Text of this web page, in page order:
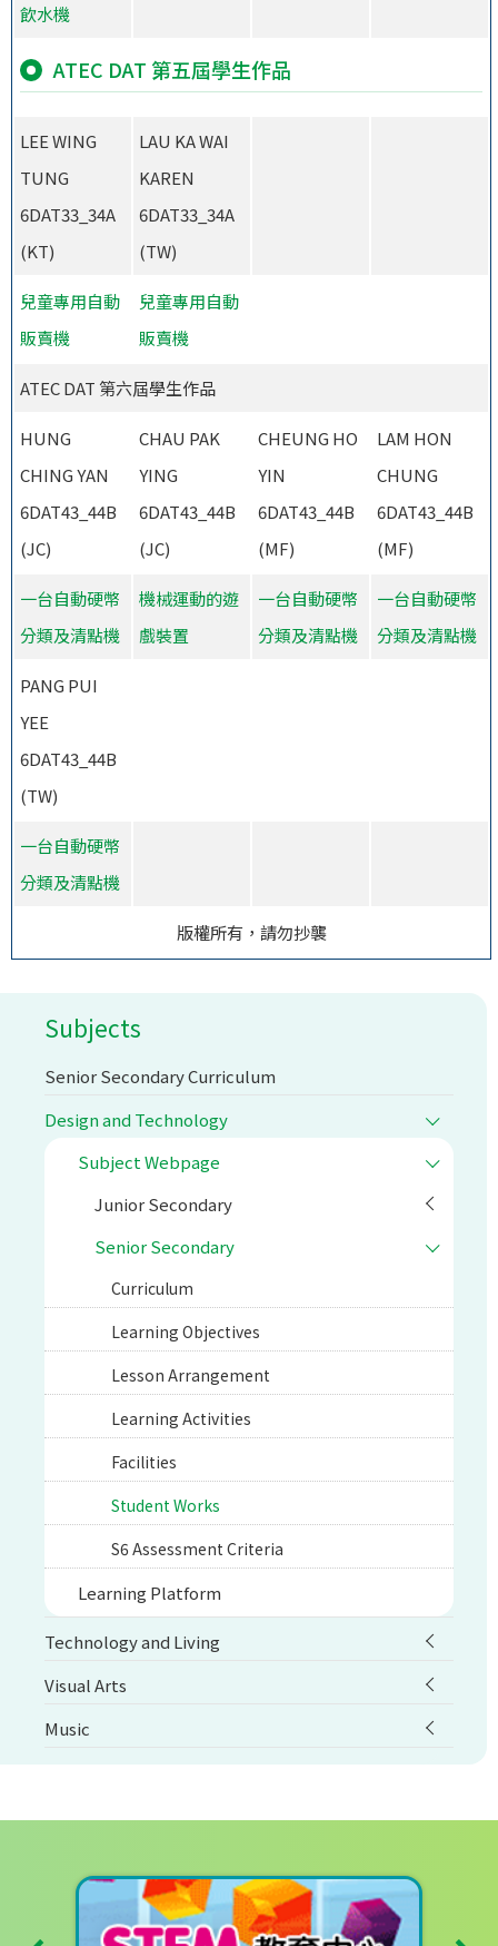
飲水機
ATEC DAT 第五屆學生作品
LEE WING
TUNG
6DAT33_34A
(KT)
LAU KA WAI
KAREN
6DAT33_34A
(TW)
兒童專用自動
販賣機
兒童專用自動
販賣機
ATEC DAT 第六屆學生作品
HUNG
CHING YAN
6DAT43_44B
(JC)
CHAU PAK
YING
6DAT43_44B
(JC)
CHEUNG HO
YIN
6DAT43_44B
(MF)
LAM HON
CHUNG
6DAT43_44B
(MF)
一台自動硬幣
分類及清點機
機械運動的遊
戲裝置
一台自動硬幣
分類及清點機
一台自動硬幣
分類及清點機
PANG PUI
YEE
6DAT43_44B
(TW)
一台自動硬幣
分類及清點機
版權所有，請勿抄襲
Subjects
Senior Secondary Curriculum
Design and Technology
Subject Webpage
Junior Secondary
Senior Secondary
Curriculum
Learning Objectives
Lesson Arrangement
Learning Activities
Facilities
Student Works
S6 Assessment Criteria
Learning Platform
Technology and Living
Visual Arts
Music